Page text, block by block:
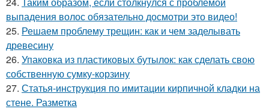
выпадения волос обязательно досмотри это видео!
25. Решаем проблему трещин: как и чем заделывать
древесину
26. Упаковка из пластиковых бутылок: как сделать свою
собственную сумку-корзину
27. Статья-инструкция по имитации кирпичной кладки на
стене. Разметка